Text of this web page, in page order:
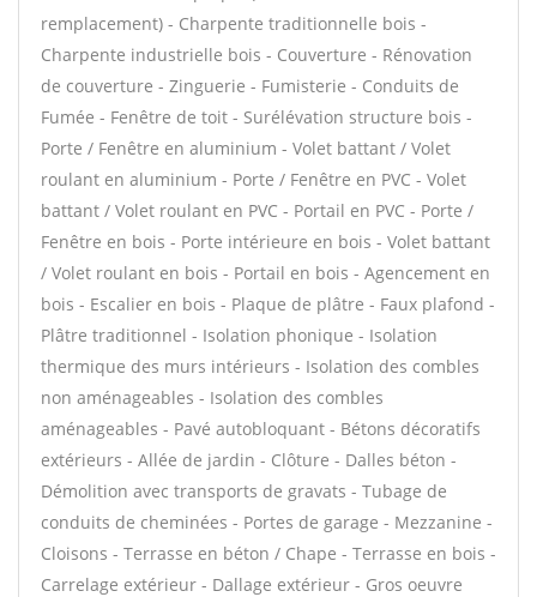
remplacement) - Charpente traditionnelle bois -
Charpente industrielle bois - Couverture - Rénovation
de couverture - Zinguerie - Fumisterie - Conduits de
Fumée - Fenêtre de toit - Surélévation structure bois -
Porte / Fenêtre en aluminium - Volet battant / Volet
roulant en aluminium - Porte / Fenêtre en PVC - Volet
battant / Volet roulant en PVC - Portail en PVC - Porte /
Fenêtre en bois - Porte intérieure en bois - Volet battant
/ Volet roulant en bois - Portail en bois - Agencement en
bois - Escalier en bois - Plaque de plâtre - Faux plafond -
Plâtre traditionnel - Isolation phonique - Isolation
thermique des murs intérieurs - Isolation des combles
non aménageables - Isolation des combles
aménageables - Pavé autobloquant - Bétons décoratifs
extérieurs - Allée de jardin - Clôture - Dalles béton -
Démolition avec transports de gravats - Tubage de
conduits de cheminées - Portes de garage - Mezzanine -
Cloisons - Terrasse en béton / Chape - Terrasse en bois -
Carrelage extérieur - Dallage extérieur - Gros oeuvre